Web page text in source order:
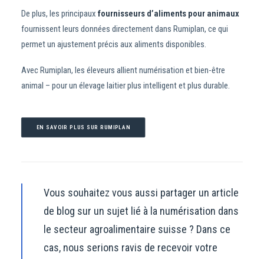
De plus, les principaux fournisseurs d’aliments pour animaux
fournissent leurs données directement dans Rumiplan, ce qui
permet un ajustement précis aux aliments disponibles.
Avec Rumiplan, les éleveurs allient numérisation et bien-être
animal – pour un élevage laitier plus intelligent et plus durable.
EN SAVOIR PLUS SUR RUMIPLAN
Vous souhaitez vous aussi partager un article
de blog sur un sujet lié à la numérisation dans
le secteur agroalimentaire suisse ? Dans ce
cas, nous serions ravis de recevoir votre